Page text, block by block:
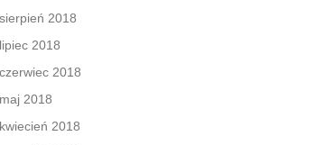
sierpień 2018
lipiec 2018
czerwiec 2018
maj 2018
kwiecień 2018